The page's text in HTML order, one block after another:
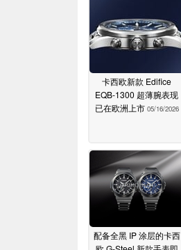
卡西欧新款 Edifice
EQB-1300 超薄腕表现
已在欧洲上市 05/16/2026
配备全黑 IP 涂层的卡西